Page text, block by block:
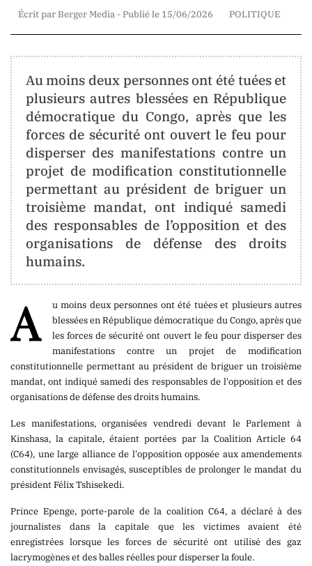
Madame
Myriam
Basosila
Mbewa
Rédaction
Publication
CONTACT
contact@berger-
media.info
info@berger-
media
.info
ORIENTATION
La
Neutralité
Totale
Aucune
Politique
Écrit par Berger Media - Publié le 15/06/2026 POLITIQUE
Au moins deux personnes ont été tuées et
plusieurs autres blessées en République
démocratique du Congo, après que les
forces de sécurité ont ouvert le feu pour
disperser des manifestations contre un
projet de modification constitutionnelle
permettant au président de briguer un
troisième mandat, ont indiqué samedi
des responsables de l’opposition et des
organisations de défense des droits
humains.
A
u moins deux personnes ont été tuées et plusieurs autres
blessées en République démocratique du Congo, après que
les forces de sécurité ont ouvert le feu pour disperser des
manifestations contre un projet de modification
constitutionnelle permettant au président de briguer un troisième
mandat, ont indiqué samedi des responsables de l'opposition et des
organisations de défense des droits humains.
Les manifestations, organisées vendredi devant le Parlement à
Kinshasa, la capitale, étaient portées par la Coalition Article 64
(C64), une large alliance de l'opposition opposée aux amendements
constitutionnels envisagés, susceptibles de prolonger le mandat du
président Félix Tshisekedi.
Prince Epenge, porte-parole de la coalition C64, a déclaré à des
journalistes dans la capitale que les victimes avaient été
enregistrées lorsque les forces de sécurité ont utilisé des gaz
lacrymogènes et des balles réelles pour disperser la foule.